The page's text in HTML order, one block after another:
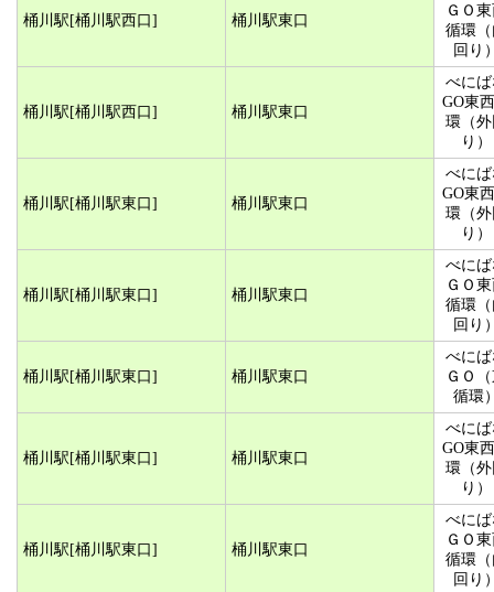
桶川駅[桶川駅西口] 桶川駅東口
ＧＯ
循環（
回り
桶川駅[桶川駅西口] 桶川駅東口
べにば
GO東
環（外
り）
桶川駅[桶川駅東口] 桶川駅東口
べにば
GO東
環（外
り）
桶川駅[桶川駅東口] 桶川駅東口
べにば
ＧＯ
循環（
回り
桶川駅[桶川駅東口] 桶川駅東口
べにば
ＧＯ
循環
桶川駅[桶川駅東口] 桶川駅東口
べにば
GO東
環（外
り）
桶川駅[桶川駅東口] 桶川駅東口
べにば
ＧＯ
循環（
回り